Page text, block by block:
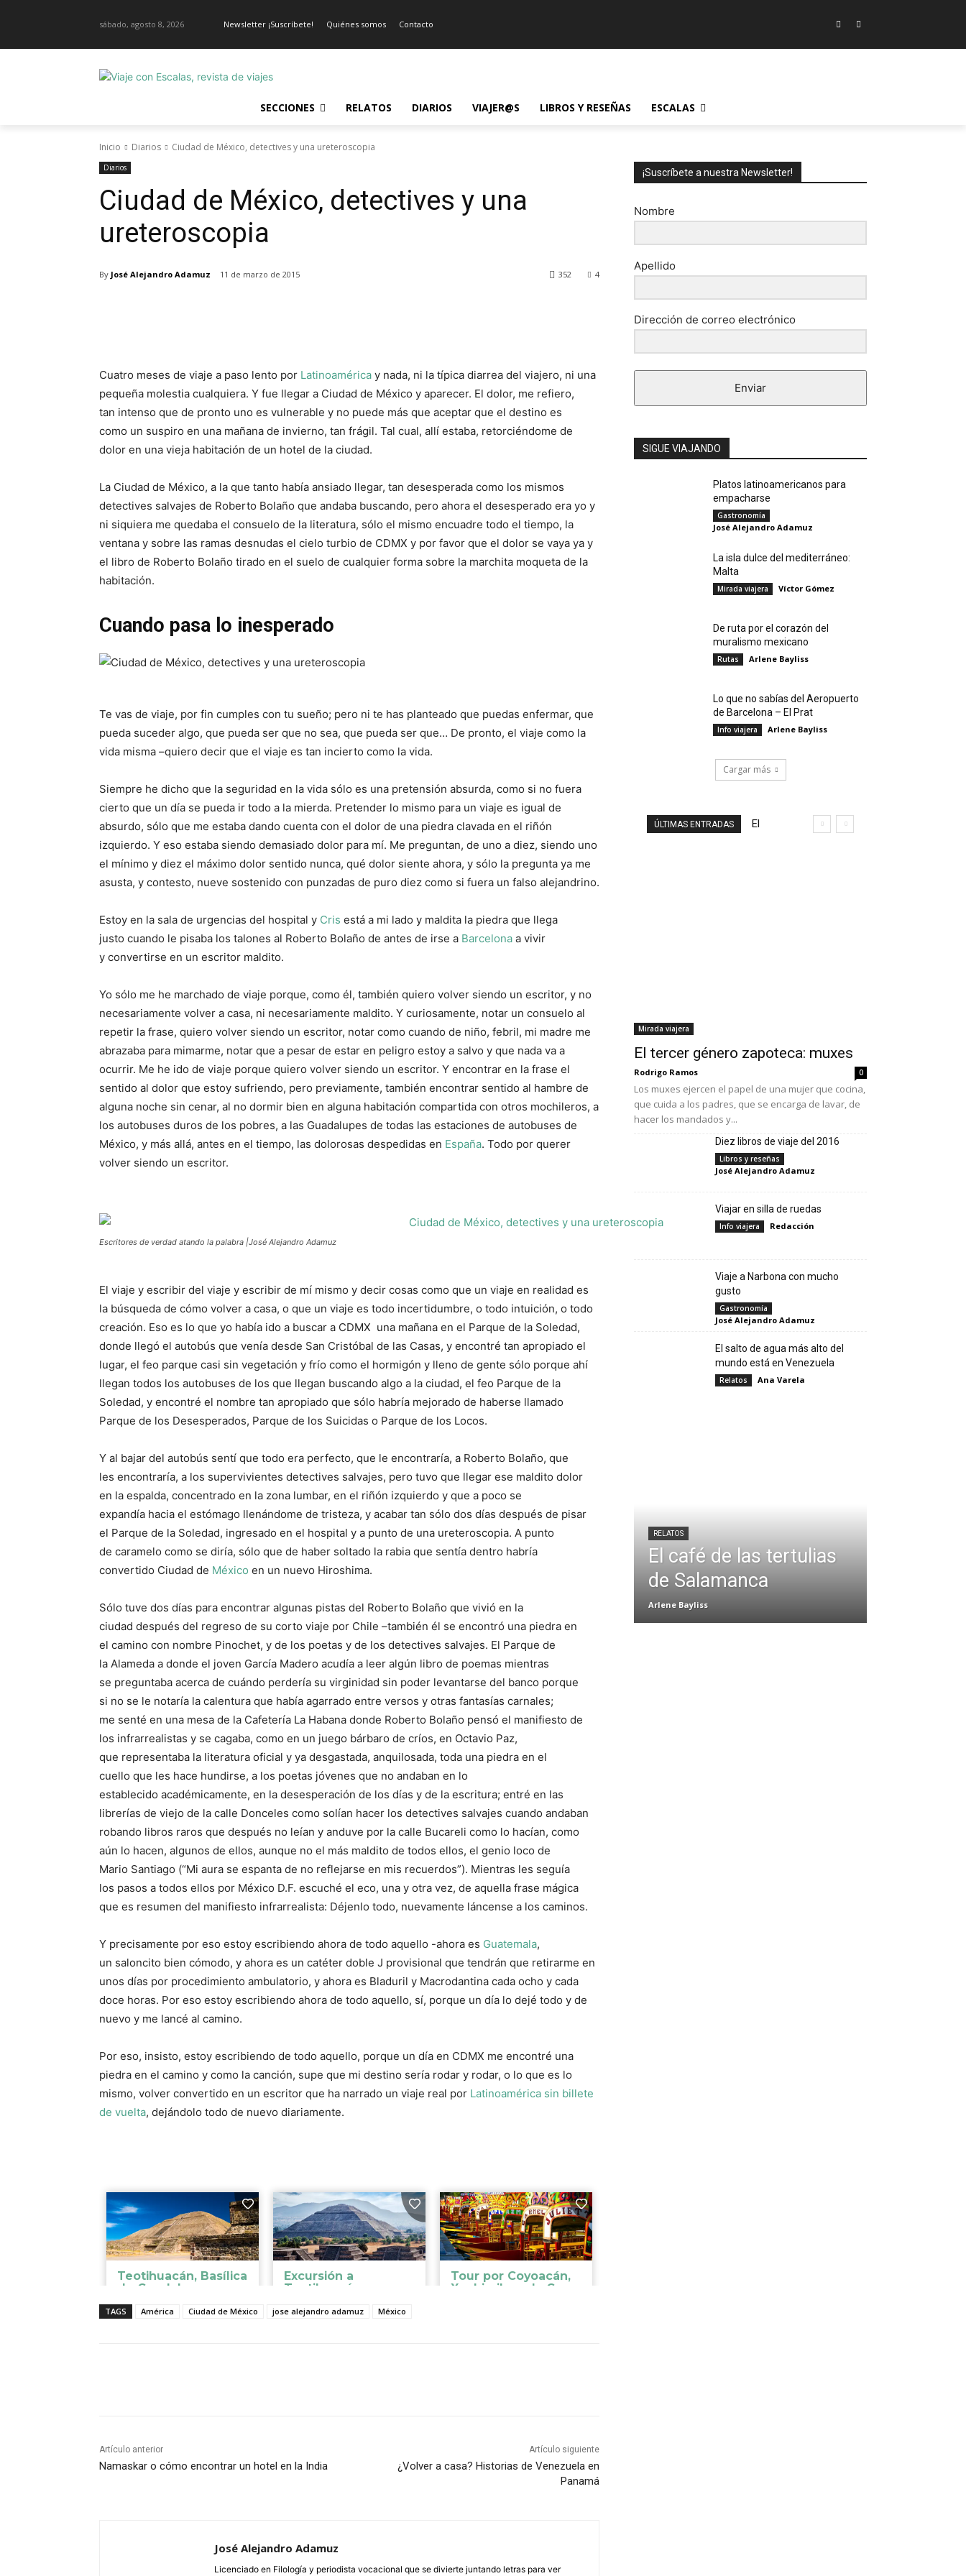
sábado, agosto 8, 2026 Newsletter ¡Suscríbete! Quiénes somos Contacto
SECCIONES RELATOS DIARIOS VIAJER@S LIBROS Y RESEÑAS ESCALAS
Inicio Diarios Ciudad de México, detectives y una ureteroscopia
Diarios
Ciudad de México, detectives y una
ureteroscopia
By José Alejandro Adamuz 11 de marzo de 2015 4
352
Cuatro meses de viaje a paso lento por Latinoamérica y nada, ni la típica diarrea del viajero, ni una
pequeña molestia cualquiera. Y fue llegar a Ciudad de México y aparecer. El dolor, me refiero,
tan intenso que de pronto uno es vulnerable y no puede más que aceptar que el destino es
como un suspiro en una mañana de invierno, tan frágil. Tal cual, allí estaba, retorciéndome de
dolor en una vieja habitación de un hotel de la ciudad.
La Ciudad de México, a la que tanto había ansiado llegar, tan desesperada como los mismos
detectives salvajes de Roberto Bolaño que andaba buscando, pero ahora el desesperado era yo y
ni siquiera me quedaba el consuelo de la literatura, sólo el mismo encuadre todo el tiempo, la
ventana y sobre las ramas desnudas el cielo turbio de CDMX y por favor que el dolor se vaya ya y
el libro de Roberto Bolaño tirado en el suelo de cualquier forma sobre la marchita moqueta de la
habitación.
Cuando pasa lo inesperado
Te vas de viaje, por fin cumples con tu sueño; pero ni te has planteado que puedas enfermar, que
pueda suceder algo, que pueda ser que no sea, que pueda ser que… De pronto, el viaje como la
vida misma –quiero decir que el viaje es tan incierto como la vida.
Siempre he dicho que la seguridad en la vida sólo es una pretensión absurda, como si no fuera
cierto que un día se pueda ir todo a la mierda. Pretender lo mismo para un viaje es igual de
absurdo, sólo que me estaba dando cuenta con el dolor de una piedra clavada en el riñón
izquierdo. Y eso estaba siendo demasiado dolor para mí. Me preguntan, de uno a diez, siendo uno
el mínimo y diez el máximo dolor sentido nunca, qué dolor siente ahora, y sólo la pregunta ya me
asusta, y contesto, nueve sostenido con punzadas de puro diez como si fuera un falso alejandrino.
Estoy en la sala de urgencias del hospital y Cris está a mi lado y maldita la piedra que llega
justo cuando le pisaba los talones al Roberto Bolaño de antes de irse a Barcelona a vivir
y convertirse en un escritor maldito.
Yo sólo me he marchado de viaje porque, como él, también quiero volver siendo un escritor, y no
necesariamente volver a casa, ni necesariamente maldito. Y curiosamente, notar un consuelo al
repetir la frase, quiero volver siendo un escritor, notar como cuando de niño, febril, mi madre me
abrazaba para mimarme, notar que a pesar de estar en peligro estoy a salvo y que nada va a
ocurrir. Me he ido de viaje porque quiero volver siendo un escritor. Y encontrar en la frase el
sentido al dolor que estoy sufriendo, pero previamente, también encontrar sentido al hambre de
alguna noche sin cenar, al no dormir bien en alguna habitación compartida con otros mochileros, a
los autobuses duros de los pobres, a las Guadalupes de todas las estaciones de autobuses de
México, y más allá, antes en el tiempo, las dolorosas despedidas en España. Todo por querer
volver siendo un escritor.
Escritores de verdad atando la palabra |José Alejandro Adamuz
El viaje y escribir del viaje y escribir de mí mismo y decir cosas como que un viaje en realidad es
la búsqueda de cómo volver a casa, o que un viaje es todo incertidumbre, o todo intuición, o todo
creación. Eso es lo que yo había ido a buscar a CDMX una mañana en el Parque de la Soledad,
donde llegó el autobús que venía desde San Cristóbal de las Casas, y encontré tan apropiado el
lugar, el feo parque casi sin vegetación y frío como el hormigón y lleno de gente sólo porque ahí
llegan todos los autobuses de los que llegan buscando algo a la ciudad, el feo Parque de la
Soledad, y encontré el nombre tan apropiado que sólo habría mejorado de haberse llamado
Parque de los Desesperados, Parque de los Suicidas o Parque de los Locos.
Y al bajar del autobús sentí que todo era perfecto, que le encontraría, a Roberto Bolaño, que
les encontraría, a los supervivientes detectives salvajes, pero tuvo que llegar ese maldito dolor
en la espalda, concentrado en la zona lumbar, en el riñón izquierdo y que a poco se
expandía hacia el estómago llenándome de tristeza, y acabar tan sólo dos días después de pisar
el Parque de la Soledad, ingresado en el hospital y a punto de una ureteroscopia. A punto
de caramelo como se diría, sólo que de haber soltado la rabia que sentía dentro habría
convertido Ciudad de México en un nuevo Hiroshima.
Sólo tuve dos días para encontrar algunas pistas del Roberto Bolaño que vivió en la
ciudad después del regreso de su corto viaje por Chile –también él se encontró una piedra en
el camino con nombre Pinochet, y de los poetas y de los detectives salvajes. El Parque de
la Alameda a donde el joven García Madero acudía a leer algún libro de poemas mientras
se preguntaba acerca de cuándo perdería su virginidad sin poder levantarse del banco porque
si no se le notaría la calentura que había agarrado entre versos y otras fantasías carnales;
me senté en una mesa de la Cafetería La Habana donde Roberto Bolaño pensó el manifiesto de
los infrarrealistas y se cagaba, como en un juego bárbaro de críos, en Octavio Paz,
que representaba la literatura oficial y ya desgastada, anquilosada, toda una piedra en el
cuello que les hace hundirse, a los poetas jóvenes que no andaban en lo
establecido académicamente, en la desesperación de los días y de la escritura; entré en las
librerías de viejo de la calle Donceles como solían hacer los detectives salvajes cuando andaban
robando libros raros que después no leían y anduve por la calle Bucareli como lo hacían, como
aún lo hacen, algunos de ellos, aunque no el más maldito de todos ellos, el genio loco de
Mario Santiago (“Mi aura se espanta de no reflejarse en mis recuerdos”). Mientras les seguía
los pasos a todos ellos por México D.F. escuché el eco, una y otra vez, de aquella frase mágica
que es resumen del manifiesto infrarrealista: Déjenlo todo, nuevamente láncense a los caminos.
Y precisamente por eso estoy escribiendo ahora de todo aquello -ahora es Guatemala,
un saloncito bien cómodo, y ahora es un catéter doble J provisional que tendrán que retirarme en
unos días por procedimiento ambulatorio, y ahora es Bladuril y Macrodantina cada ocho y cada
doce horas. Por eso estoy escribiendo ahora de todo aquello, sí, porque un día lo dejé todo y de
nuevo y me lancé al camino.
Por eso, insisto, estoy escribiendo de todo aquello, porque un día en CDMX me encontré una
piedra en el camino y como la canción, supe que mi destino sería rodar y rodar, o lo que es lo
mismo, volver convertido en un escritor que ha narrado un viaje real por Latinoamérica sin billete
de vuelta, dejándolo todo de nuevo diariamente.
TAGS América Ciudad de México jose alejandro adamuz México
Artículo anterior
Namaskar o cómo encontrar un hotel en la India
Artículo siguiente
¿Volver a casa? Historias de Venezuela en
Panamá
José Alejandro Adamuz
Licenciado en Filología y periodista vocacional que se divierte juntando letras para ver
¡Suscríbete a nuestra Newsletter!
Nombre
Apellido
Dirección de correo electrónico
Enviar
SIGUE VIAJANDO
Platos latinoamericanos para
empacharse
Gastronomía
José Alejandro Adamuz
La isla dulce del mediterráneo:
Malta
Mirada viajera Víctor Gómez
De ruta por el corazón del
muralismo mexicano
Rutas Arlene Bayliss
Lo que no sabías del Aeropuerto
de Barcelona – El Prat
Info viajera Arlene Bayliss
Cargar más
ÚLTIMAS ENTRADAS
El
Mirada viajera
El tercer género zapoteca: muxes
Rodrigo Ramos 0
Los muxes ejercen el papel de una mujer que cocina,
que cuida a los padres, que se encarga de lavar, de
hacer los mandados y...
Diez libros de viaje del 2016
Libros y reseñas
José Alejandro Adamuz
Viajar en silla de ruedas
Info viajera Redacción
Viaje a Narbona con mucho
gusto
Gastronomía
José Alejandro Adamuz
El salto de agua más alto del
mundo está en Venezuela
Relatos Ana Varela
RELATOS
El café de las tertulias
de Salamanca
Arlene Bayliss